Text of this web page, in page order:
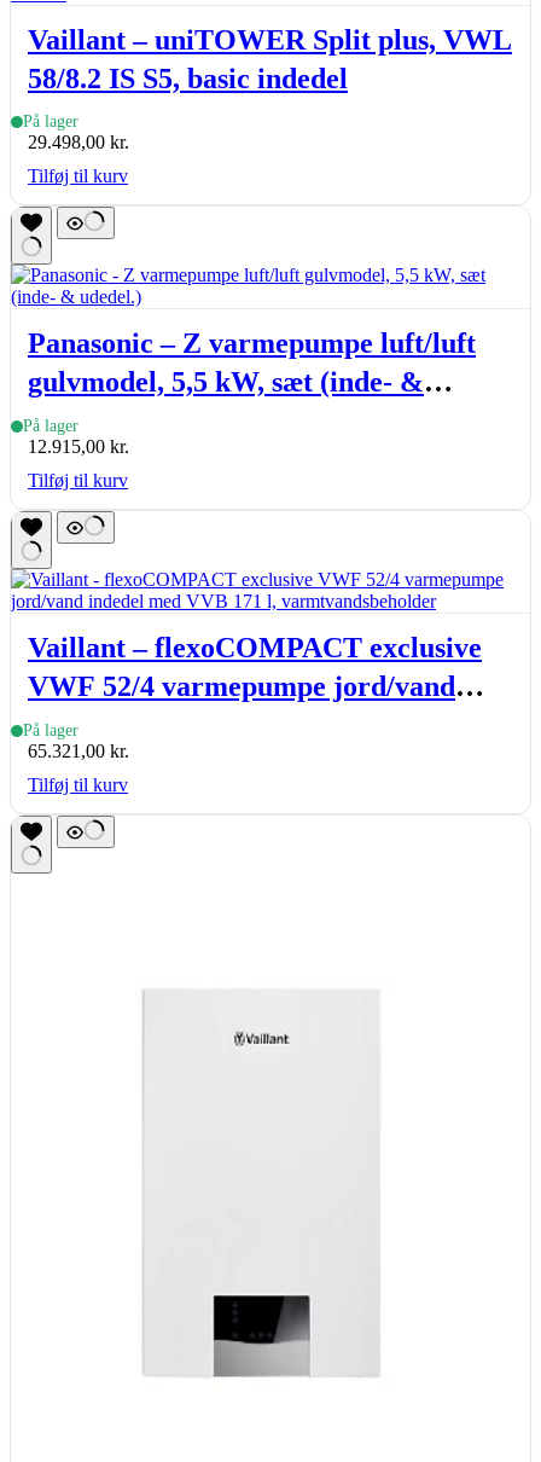
Vaillant – uniTOWER Split plus, VWL
58/8.2 IS S5, basic indedel
På lager
29.498,00 kr.
Tilføj til kurv
Panasonic – Z varmepumpe luft/luft
gulvmodel, 5,5 kW, sæt (inde- &
udedel.)
På lager
12.915,00 kr.
Tilføj til kurv
Vaillant – flexoCOMPACT exclusive
VWF 52/4 varmepumpe jord/vand
indedel med VVB 171 l,
varmtvandsbeholder
På lager
65.321,00 kr.
Tilføj til kurv